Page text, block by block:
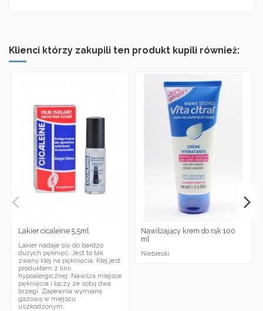
Klienci którzy zakupili ten produkt kupili również:
Lakier cicaleine 5,5ml
Lakier nadaje się do bardzo
dużych pęknięć. Jest to tak
zwany klej na pęknięcia. Klej jest
produktem z linii
hypoalergicznej. Nawilża miejsce
pęknięcia i łączy ze sobą dwa
brzegi. Zapewnia wymianę
gazową w miejscu
uszkodzonym.
Nawilżający krem do rąk 100
ml
Niebieski